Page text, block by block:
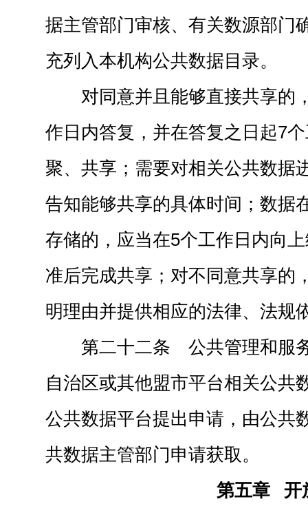
据主管部门审核、有关数源部门
充列入本机构公共数据目录。
对同意并且能够直接共享的
作日内答复，并在答复之日起7
聚、共享；需要对相关公共数据
告知能够共享的具体时间；数据
存储的，应当在5个工作日内向
准后完成共享；对不同意共享的
明理由并提供相应的法律、法规
第二十二条 公共管理和服
自治区或其他盟市平台相关公共
公共数据平台提出申请，由公共
共数据主管部门申请获取。
第五章 开